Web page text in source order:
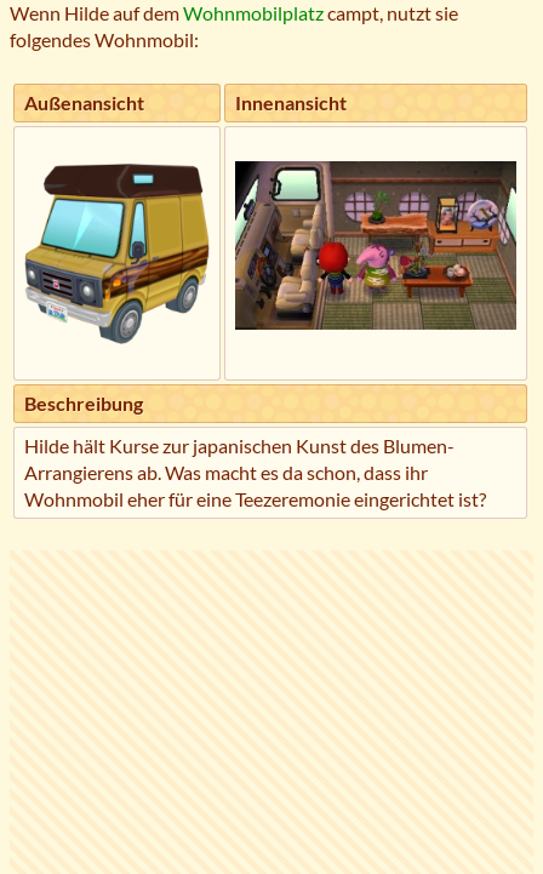
Wenn Hilde auf demWohnmobilplatzcampt, nutzt sie
folgendes Wohnmobil:
Außenansicht Innenansicht
Beschreibung
Hilde hält Kurse zur japanischen Kunst des Blumen-
Arrangierens ab. Was macht es da schon, dass ihr
Wohnmobil eher für eine Teezeremonie eingerichtet ist?